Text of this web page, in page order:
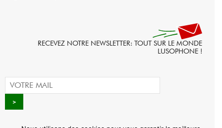
RECEVEZ NOTRE NEWSLETTER: TOUT SUR LE MONDE
LUSOPHONE !